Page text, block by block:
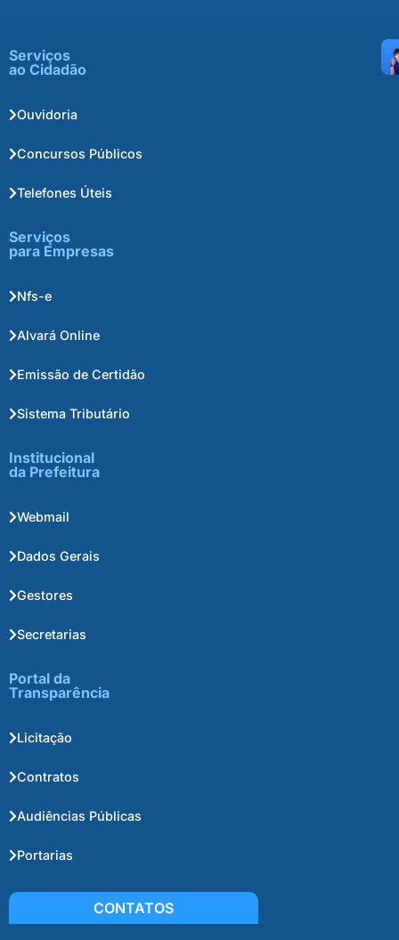
Serviços
ao Cidadão
Ouvidoria
Concursos Públicos
Telefones Úteis
Serviços
para Empresas
Nfs-e
Alvará Online
Emissão de Certidão
Sistema Tributário
Institucional
da Prefeitura
Webmail
Dados Gerais
Gestores
Secretarias
Portal da
Transparência
Licitação
Contratos
Audiências Públicas
Portarias
CONTATOS